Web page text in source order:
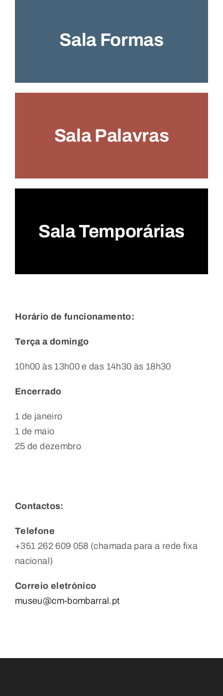
Sala Formas
Sala Palavras
Sala Temporárias
Horário de funcionamento:
Terça a domingo
10h00 às 13h00 e das 14h30 às 18h30
Encerrado
1 de janeiro
1 de maio
25 de dezembro
Contactos:
Telefone
+351 262 609 058 (chamada para a rede fixa
nacional)
Correio eletrónico
museu@cm-bombarral.pt